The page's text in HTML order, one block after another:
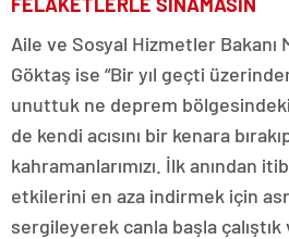
Aile ve Sosyal Hizmetler Bakanı
Göktaş ise “Bir yıl geçti
unuttuk ne deprem bölgesindeki
de kendi acısını bir kenara
kahramanlarımızı. İlk anından
etkilerini en aza indirmek için
sergileyerek canla başla